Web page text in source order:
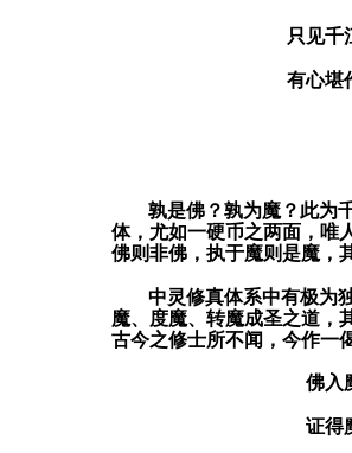
只见千
有心堪
孰是佛？孰为魔？此为
体，尤如一硬币之两面，唯
佛则非佛，执于魔则是魔，
中灵修真体系中有极为
魔、度魔、转魔成圣之道，
古今之修士所不闻，今作一
佛入
证得